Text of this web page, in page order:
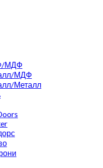
МДФ
МДФ
Металл